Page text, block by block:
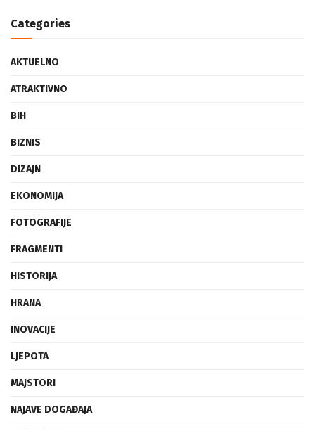
Categories
AKTUELNO
ATRAKTIVNO
BIH
BIZNIS
DIZAJN
EKONOMIJA
FOTOGRAFIJE
FRAGMENTI
HISTORIJA
HRANA
INOVACIJE
LJEPOTA
MAJSTORI
NAJAVE DOGAĐAJA